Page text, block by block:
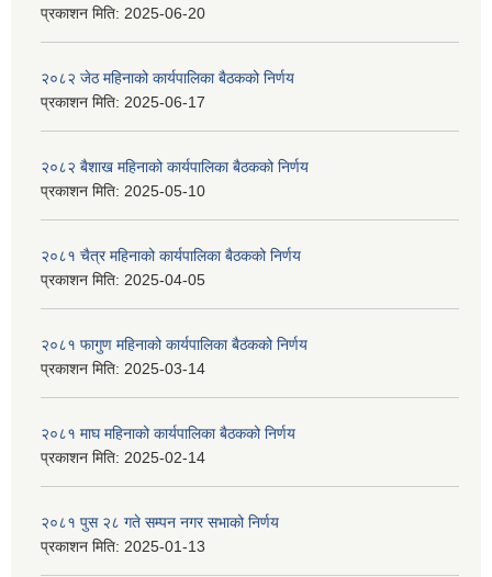
प्रकाशन मिति: 2025-06-20
२०८२ जेठ महिनाको कार्यपालिका बैठकको निर्णय
प्रकाशन मिति: 2025-06-17
२०८२ बैशाख महिनाको कार्यपालिका बैठकको निर्णय
प्रकाशन मिति: 2025-05-10
२०८१ चैत्र महिनाको कार्यपालिका बैठकको निर्णय
प्रकाशन मिति: 2025-04-05
२०८१ फागुण महिनाको कार्यपालिका बैठकको निर्णय
प्रकाशन मिति: 2025-03-14
२०८१ माघ महिनाको कार्यपालिका बैठकको निर्णय
प्रकाशन मिति: 2025-02-14
२०८१ पुस २८ गते सम्प‍न नगर सभाको निर्णय
प्रकाशन मिति: 2025-01-13